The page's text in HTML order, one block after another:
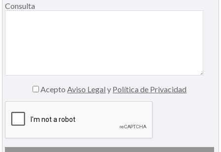
Consulta
AceptoAviso Legal y Política de Privacidad